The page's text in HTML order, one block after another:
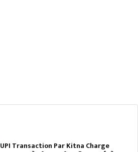
UPI Transaction Par Kitna Charge